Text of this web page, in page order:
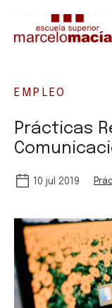
EMPLEO
Prácticas
10 jul 2019